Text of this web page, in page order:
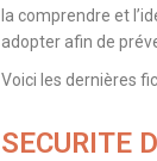
la comprendre et
adopter afin de
Voici les dernières
SECURITE